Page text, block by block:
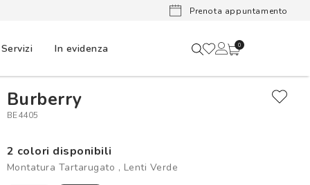
Lenti a
Prenota appuntamento
Servizi In evidenza 0
Burberry
BE4405
2 colori disponibili
Montatura Tartarugato , Lenti Verde